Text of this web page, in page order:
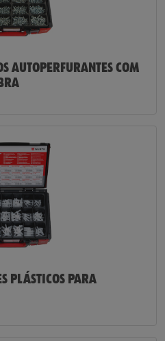
AUTOPERFURANTES COM
PLÁSTICOS PARA